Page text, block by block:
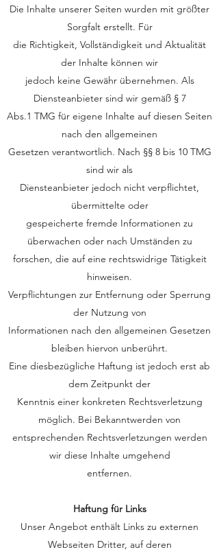
Die Inhalte unserer Seiten wurden mit größter
Sorgfalt erstellt. Für
die Richtigkeit, Vollständigkeit und Aktualität
der Inhalte können wir
jedoch keine Gewähr übernehmen. Als
Diensteanbieter sind wir gemäß § 7
Abs.1 TMG für eigene Inhalte auf diesen Seiten
nach den allgemeinen
Gesetzen verantwortlich. Nach §§ 8 bis 10 TMG
sind wir als
Diensteanbieter jedoch nicht verpflichtet,
übermittelte oder
gespeicherte fremde Informationen zu
überwachen oder nach Umständen zu
forschen, die auf eine rechtswidrige Tätigkeit
hinweisen.
Verpflichtungen zur Entfernung oder Sperrung
der Nutzung von
Informationen nach den allgemeinen Gesetzen
bleiben hiervon unberührt.
Eine diesbezügliche Haftung ist jedoch erst ab
dem Zeitpunkt der
Kenntnis einer konkreten Rechtsverletzung
möglich. Bei Bekanntwerden von
entsprechenden Rechtsverletzungen werden
wir diese Inhalte umgehend
entfernen.
Haftung für Links
Unser Angebot enthält Links zu externen
Webseiten Dritter, auf deren